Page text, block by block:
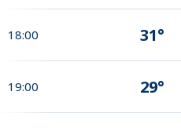
18:00 31°
19:00 29°